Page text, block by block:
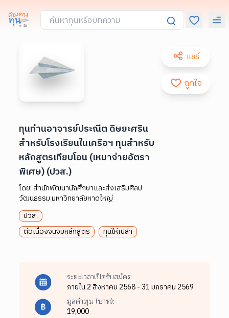
แชร์
ถูกใจ
ทุนท่านอาจารย์ประณีต ดิษยะศริน
สำหรับโรงเรียนในเครือฯ ทุนสำหรับ
หลักสูตรเทียบโอน (เหมาจ่ายอัตรา
พิเศษ) (ปวส.)
โดย:สำนักพัฒนานักศึกษาและส่งเสริมศิลป
วัฒนธรรม มหาวิทยาลัยหาดใหญ่
ปวส.
ต่อเนื่องจนจบหลักสูตร
ทุนให้เปล่า
ระยะเวลาเปิดรับสมัคร:
ภายใน 2 สิงหาคม 2568 - 31 มกราคม 2569
มูลค่าทุน (บาท):
19,000